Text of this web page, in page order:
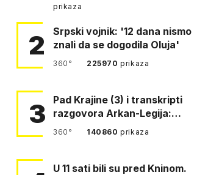
prikaza
2
Srpski vojnik: '12 dana nismo
znali da se dogodila Oluja'
360° 225970prikaza
3
Pad Krajine (3) i transkripti
razgovora Arkan-Legija:
'Čujem, prelazite ustašam…
360° 140860prikaza
U 11 sati bili su pred Kninom.